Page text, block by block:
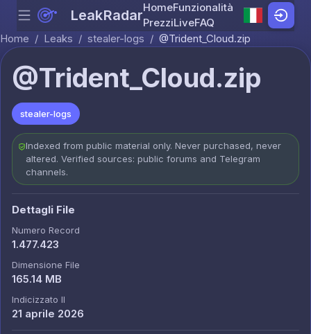
Skip to content
Menu LeakRadarHomeFunzionalità
PrezziLiveFAQ
Home / Leaks / stealer-logs / @Trident_Cloud.zip
@Trident_Cloud.zip
stealer-logs
Indexed from public material only. Never purchased, never
altered. Verified sources: public forums and Telegram
channels.
Dettagli File
Numero Record
1.477.423
Dimensione File
165.14 MB
Indicizzato Il
21 aprile 2026